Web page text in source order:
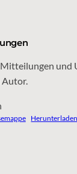
und
Autor.
Herunterladen